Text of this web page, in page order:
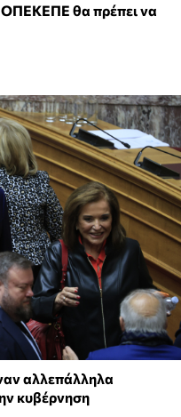
θα πρέπει να
αλλεπάλληλα
κυβέρνηση